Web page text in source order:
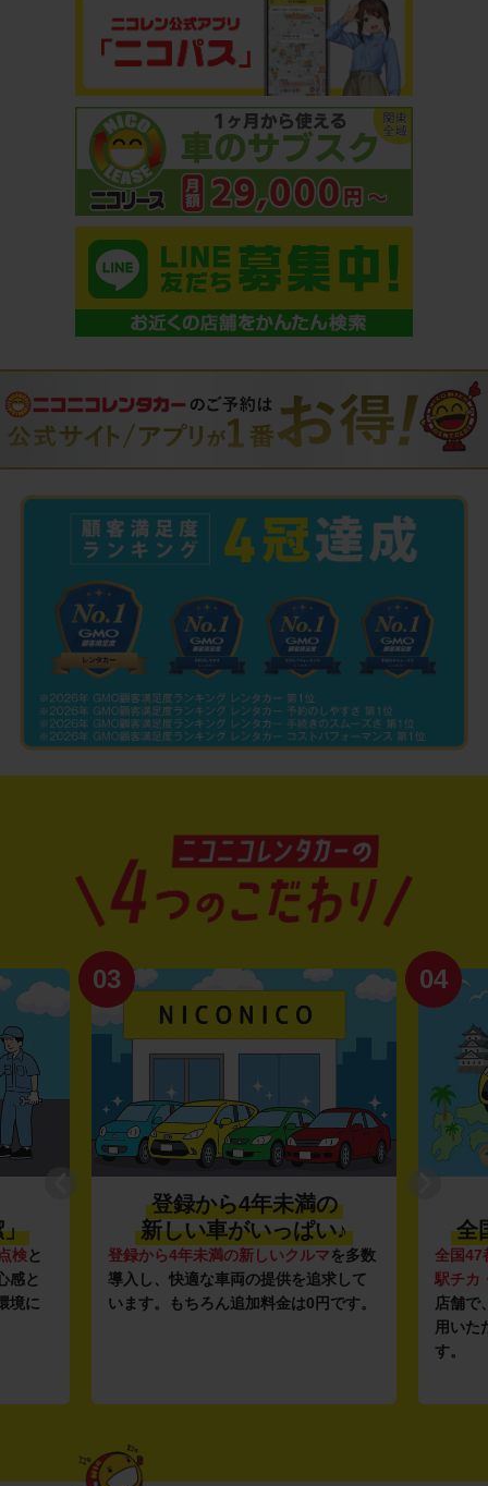
」
検と
感と
境に
03
登録から4年未満の
新しい車がいっぱい♪
登録から4年未満の新しいクルマを多数
導入し、快適な車両の提供を追求して
います。もちろん追加料金は0円です。
04
全
全国47
駅チカ
店舗で
用いた
す。